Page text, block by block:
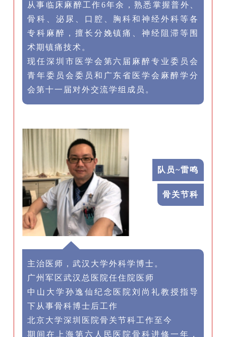
从事临床麻醉工作6年余，熟悉掌握普外、
骨科、泌尿、口腔、胸科和神经外科等各
专科麻醉，擅长分娩镇痛、神经阻滞等围
术期镇痛技术。
现任深圳市医学会第六届麻醉专业委员会
青年委员会委员和广东省医学会麻醉学分
会第十一届对外交流学组成员。
队员~雷鸣
骨关节科
主治医师，武汉大学外科学博士。
广州军区武汉总医院任住院医师
中山大学孙逸仙纪念医院刘尚礼教授指导
下从事骨科博士后工作
北京大学深圳医院骨关节科工作至今
期间在上海第六人民医院骨科进修一年，